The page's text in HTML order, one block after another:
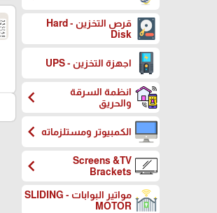
قرص التخزين - Hard
Disk
اجهزة التخزين - UPS
انظمة السرقة
والحريق
chevron_left
الكمبيوتر ومستلزماتهchevron_left
Screens &TV
Brackets
chevron_left
مواتير البوابات - SLIDING
MOTOR